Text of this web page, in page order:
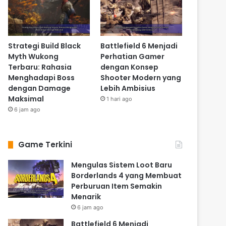
Strategi Build Black
Myth Wukong
Terbaru: Rahasia
Menghadapi Boss
dengan Damage
Maksimal
6 jam ago
Battlefield 6 Menjadi
Perhatian Gamer
dengan Konsep
Shooter Modern yang
Lebih Ambisius
1 hari ago
Game Terkini
Mengulas Sistem Loot Baru
Borderlands 4 yang Membuat
Perburuan Item Semakin
Menarik
6 jam ago